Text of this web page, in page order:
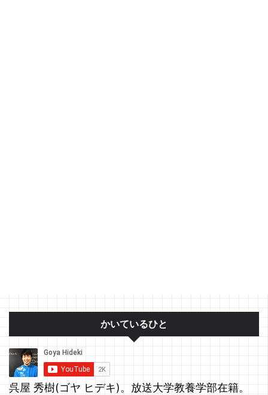
かいているひと
呉屋 秀樹(ゴヤ ヒデキ)。放送大学教養学部在籍。